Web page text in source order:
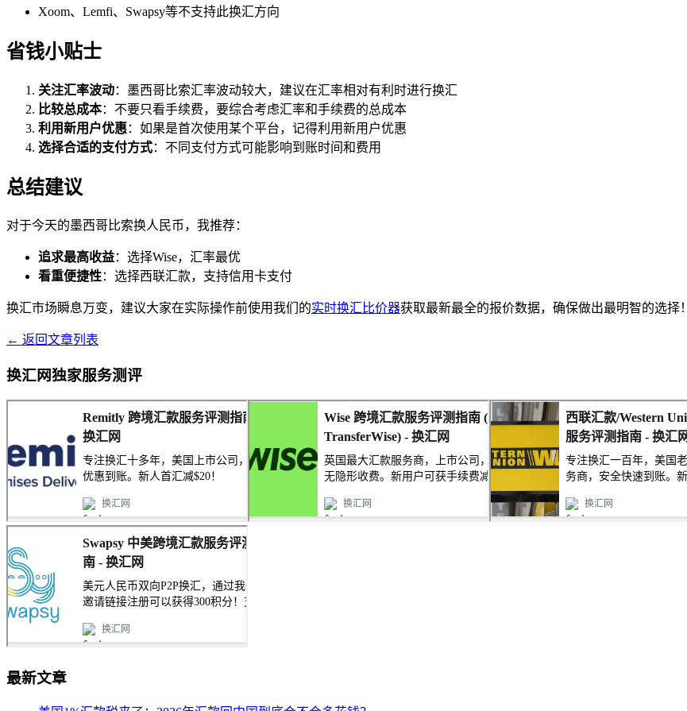
Xoom、Lemfi、Swapsy等不支持此换汇方向
省钱小贴士
关注汇率波动：墨西哥比索汇率波动较大，建议在汇率相对有利时进行换汇
比较总成本：不要只看手续费，要综合考虑汇率和手续费的总成本
利用新用户优惠：如果是首次使用某个平台，记得利用新用户优惠
选择合适的支付方式：不同支付方式可能影响到账时间和费用
总结建议
对于今天的墨西哥比索换人民币，我推荐：
追求最高收益：选择Wise，汇率最优
看重便捷性：选择西联汇款，支持信用卡支付
换汇市场瞬息万变，建议大家在实际操作前使用我们的实时换汇比价器获取最新最全的报价数据，确保做出最明智的选择！
← 返回文章列表
换汇网独家服务测评
最新文章